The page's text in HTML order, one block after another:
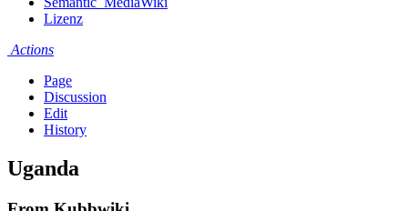
Lizenz
Actions
Page
Discussion
Edit
History
Uganda